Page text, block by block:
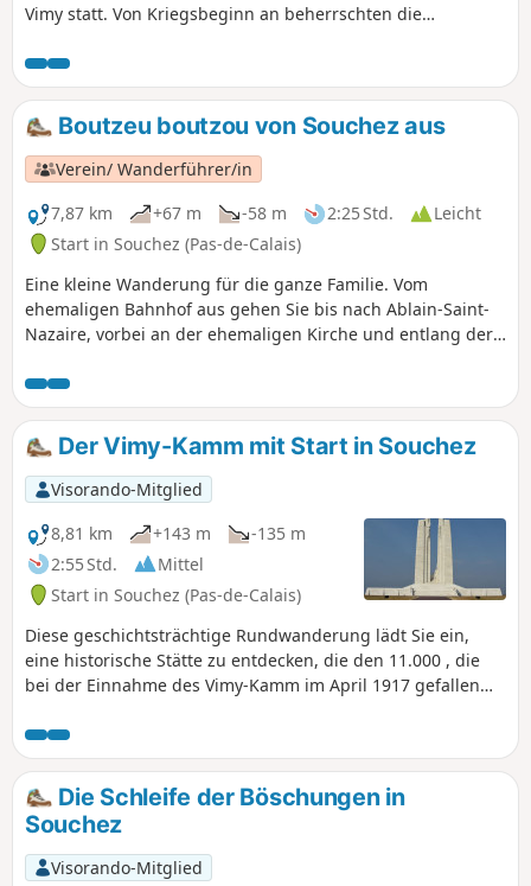
Vimy statt. Von Kriegsbeginn an beherrschten die
Bergbaugebiet. Nach zahlreichen erfolglosen französischen
und englischen Versuchen, diese Stellungen
zurückzuerobern, waren es die Kanadier, die sie
zurückdrängten – unter dem Preis von 11.000 Toten in ihren
Reihen.
Boutzeu boutzou von Souchez aus
Verein/ Wanderführer/in
7,87 km
+67 m -58 m 2:25 Std.
Leicht
Start in Souchez (Pas-de-Calais)
Eine kleine Wanderung für die ganze Familie. Vom
ehemaligen Bahnhof aus gehen Sie bis nach Ablain-Saint-
Nazaire, vorbei an der ehemaligen Kirche und entlang der
unternommen werden.
Der Vimy-Kamm mit Start in Souchez
Visorando-Mitglied
8,81 km
+143 m
-135 m
2:55 Std.
Mittel
Start in Souchez (Pas-de-Calais)
Diese geschichtsträchtige Rundwanderung lädt Sie ein,
eine historische Stätte zu entdecken, die den 11.000 , die
bei der Einnahme des Vimy-Kamm im April 1917 gefallen
das von Granaten zerfurchte Gelände sehen können. Das
kanadische Denkmal von Vimy bietet Ihnen zudem einen
atemberaubenden Ausblick auf die Landschaften des
Bergbaugebiets und die Hügel von Artois
Die Schleife der Böschungen in
Souchez
Visorando-Mitglied